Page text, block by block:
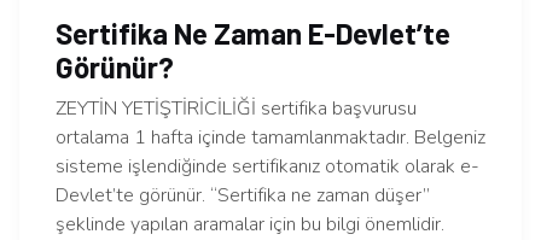
Sertifika Ne Zaman E-Devlet’te
Görünür?
ZEYTİN YETİŞTİRİCİLİĞİ sertifika başvurusu
ortalama 1 hafta içinde tamamlanmaktadır. Belgeniz
sisteme işlendiğinde sertifikanız otomatik olarak e-
Devlet’te görünür. “Sertifika ne zaman düşer”
şeklinde yapılan aramalar için bu bilgi önemlidir.